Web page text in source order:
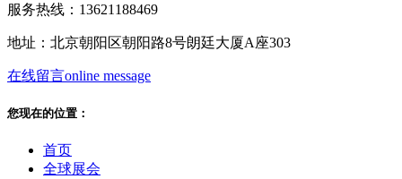
服务热线：13621188469
地址：北京朝阳区朝阳路8号朗廷大厦A座303
在线留言online message
您现在的位置：
首页
全球展会